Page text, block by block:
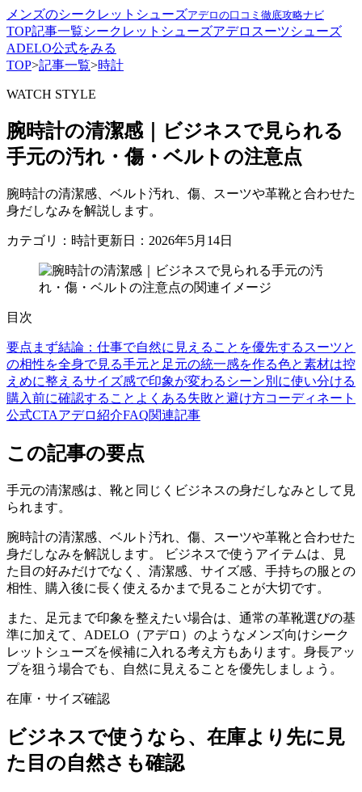
メンズのシークレットシューズアデロの口コミ徹底攻略ナビ
TOP記事一覧シークレットシューズアデロ スーツシューズ
ADELO公式をみる
TOP>記事一覧>時計
WATCH STYLE
腕時計の清潔感｜ビジネスで見られる
手元の汚れ・傷・ベルトの注意点
腕時計の清潔感、ベルト汚れ、傷、スーツや革靴と合わせた
身だしなみを解説します。
カテゴリ：時計更新日：2026年5月14日
目次
要点 まず結論：仕事で自然に見えることを優先する スーツと
の相性を全身で見る手元と足元の統一感を作る色と素材は控
えめに整えるサイズ感で印象が変わる シーン別に使い分ける
購入前に確認すること よくある失敗と避け方コーディネート
公式CTAアデロ紹介FAQ関連記事
この記事の要点
手元の清潔感は、靴と同じくビジネスの身だしなみとして見
られます。
腕時計の清潔感、ベルト汚れ、傷、スーツや革靴と合わせた
身だしなみを解説します。 ビジネスで使うアイテムは、見
た目の好みだけでなく、清潔感、サイズ感、手持ちの服との
相性、購入後に長く使えるかまで見ることが大切です。
また、足元まで印象を整えたい場合は、通常の革靴選びの基
準に加えて、ADELO（アデロ）のようなメンズ向けシーク
レットシューズを候補に入れる考え方もあります。身長アッ
プを狙う場合でも、自然に見えることを優先しましょう。
在庫・サイズ確認
ビジネスで使うなら、在庫より先に見
た目の自然さも確認